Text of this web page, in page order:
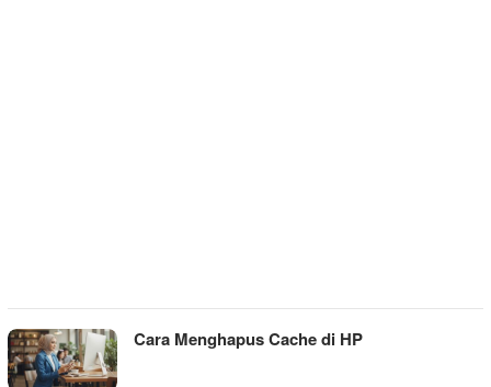
Cara Menghapus Cache di HP